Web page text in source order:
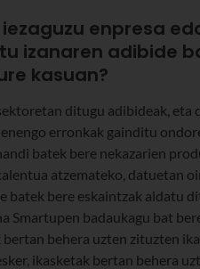
enpresa
izanaren adibide
kasuan?
ditugu adibideak, eta
erronkak gainditu
batek bere nekazarien
atzemateko, datuetan
batek bere eskaintzak aldatu
Smartupen badaukagu bat
bertan behera uzten zituzten
ikasketak bertan behera